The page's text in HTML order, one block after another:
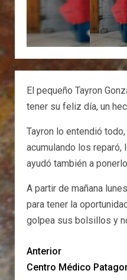
El pequeño Tayron
tener su feliz día, un
Tayron lo entendió
acumulando los reparó,
ayudó también a
A partir de mañana
para tener la
golpea sus bolsillos y
Anterior
Centro Médico